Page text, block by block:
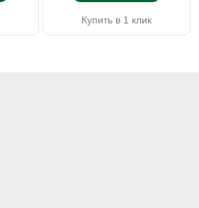
Купить в 1 клик